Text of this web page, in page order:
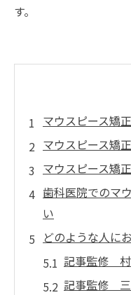
す。
マウスピース矯
マウスピース矯
マウスピース矯
歯科医院でのマ
い
どのような人に
記事監修
記事監修